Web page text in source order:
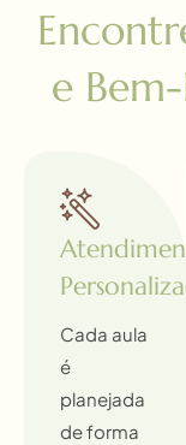
e
Cada aula
é
planejada
de forma